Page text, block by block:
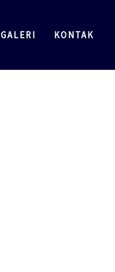
GALERI KONTAK